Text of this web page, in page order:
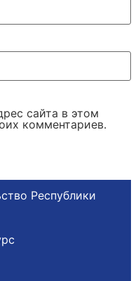
сайта в этом
комментариев.
Республики